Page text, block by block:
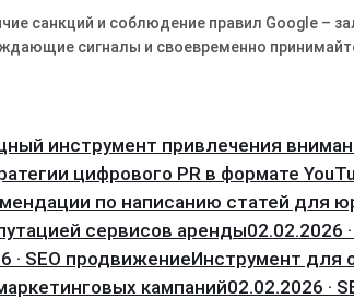
санкций и соблюдение правил Google –
сигналы и своевременно
инструмент привлечения
цифрового PR в формате
по написанию статей для
сервисов аренды02.02.2026
· SEO продвижениеИнструмент для
кампаний02.02.2026 ·